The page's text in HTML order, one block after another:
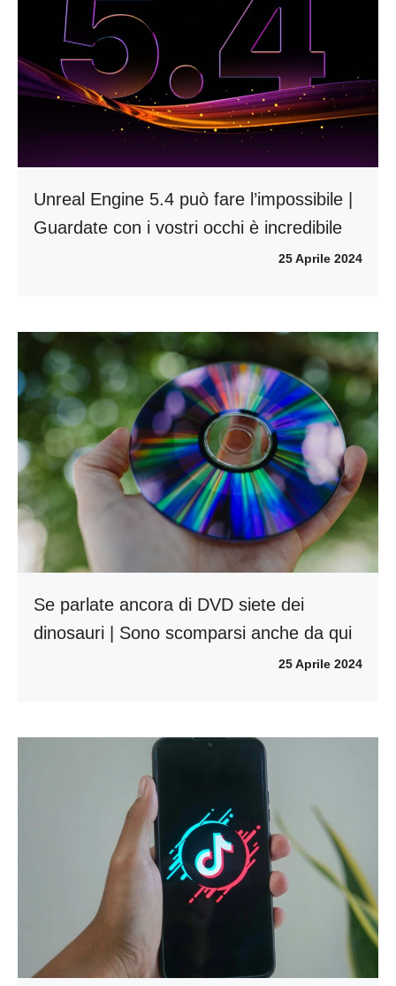
Unreal Engine 5.4 può fare l’impossibile |
Guardate con i vostri occhi è incredibile
25 Aprile 2024
Se parlate ancora di DVD siete dei
dinosauri | Sono scomparsi anche da qui
25 Aprile 2024